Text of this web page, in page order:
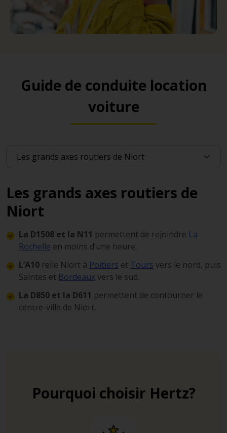
Guide de conduite location
voiture
Les grands axes routiers de
Niort
La D1508 et la N11 permettent de rejoindre La
Rochelle en moins d’une heure.
L’A10 relie Niort à Poitiers et Tours vers le nord, puis
Saintes et Bordeauxvers le sud.
La D850 et la D611 permettent de contourner le
centre-ville de Niort.
Pourquoi choisir Hertz?